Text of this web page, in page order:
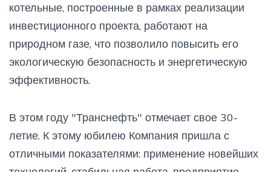
котельные, построенные в рамках реализации
инвестиционного проекта, работают на
природном газе, что позволило повысить его
экологическую безопасность и энергетическую
эффективность.
В этом году "Транснефть" отмечает свое 30-
летие. К этому юбилею Компания пришла с
отличными показателями: применение новейших